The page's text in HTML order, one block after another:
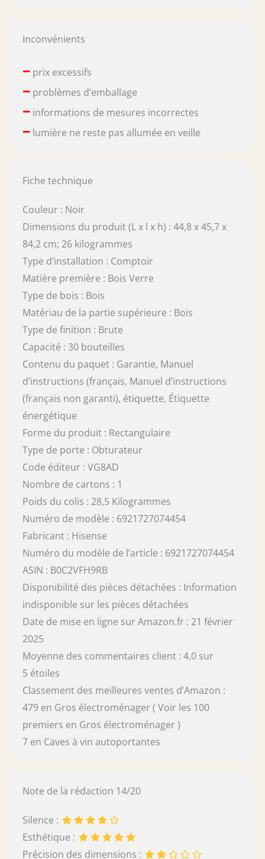
Inconvénients
–prix excessifs
–problèmes d’emballage
–informations de mesures incorrectes
–lumière ne reste pas allumée en veille
Fiche technique
Couleur : Noir
Dimensions du produit (L x l x h) : 44,8 x 45,7 x
84,2 cm; 26 kilogrammes
Type d’installation : Comptoir
Matière première : Bois Verre
Type de bois : Bois
Matériau de la partie supérieure : Bois
Type de finition : Brute
Capacité : 30 bouteilles
Contenu du paquet : Garantie, Manuel
d’instructions (français, Manuel d’instructions
(français non garanti), étiquette, Étiquette
énergétique
Forme du produit : Rectangulaire
Type de porte : Obturateur
Code éditeur : VG8AD
Nombre de cartons : 1
Poids du colis : 28,5 Kilogrammes
Numéro de modèle : 6921727074454
Fabricant : Hisense
Numéro du modèle de l’article : 6921727074454
ASIN : B0C2VFH9RB
Disponibilité des pièces détachées : Information
indisponible sur les pièces détachées
Date de mise en ligne sur Amazon.fr : 21 février
2025
Moyenne des commentaires client : 4,0 sur
5 étoiles
Classement des meilleures ventes d’Amazon :
479 en Gros électroménager ( Voir les 100
premiers en Gros électroménager )
7 en Caves à vin autoportantes
Note de la rédaction 14/20
Silence :
Esthétique :
Précision des dimensions :